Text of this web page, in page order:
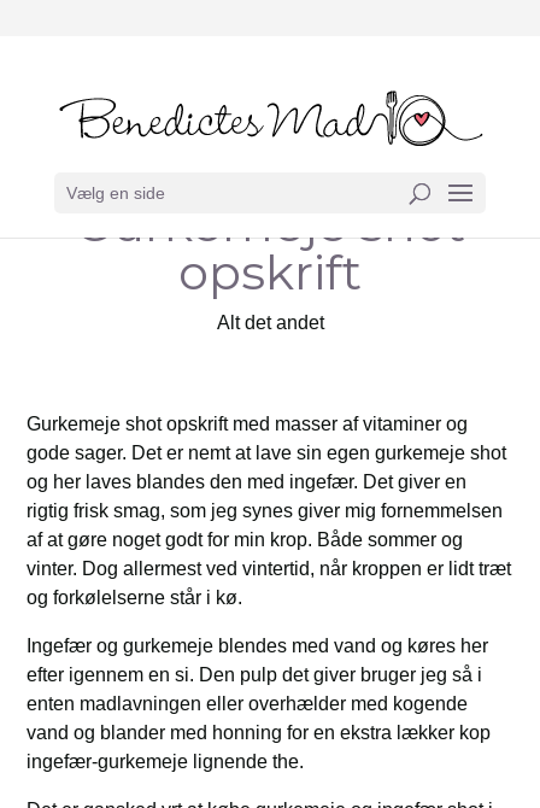
Vælg en side
Gurkemeje shot
opskrift
Alt det andet
Gurkemeje shot opskrift med masser af vitaminer og
gode sager. Det er nemt at lave sin egen gurkemeje shot
og her laves blandes den med ingefær. Det giver en
rigtig frisk smag, som jeg synes giver mig fornemmelsen
af at gøre noget godt for min krop. Både sommer og
vinter. Dog allermest ved vintertid, når kroppen er lidt træt
og forkølelserne står i kø.
Ingefær og gurkemeje blendes med vand og køres her
efter igennem en si. Den pulp det giver bruger jeg så i
enten madlavningen eller overhælder med kogende
vand og blander med honning for en ekstra lækker kop
ingefær-gurkemeje lignende the.